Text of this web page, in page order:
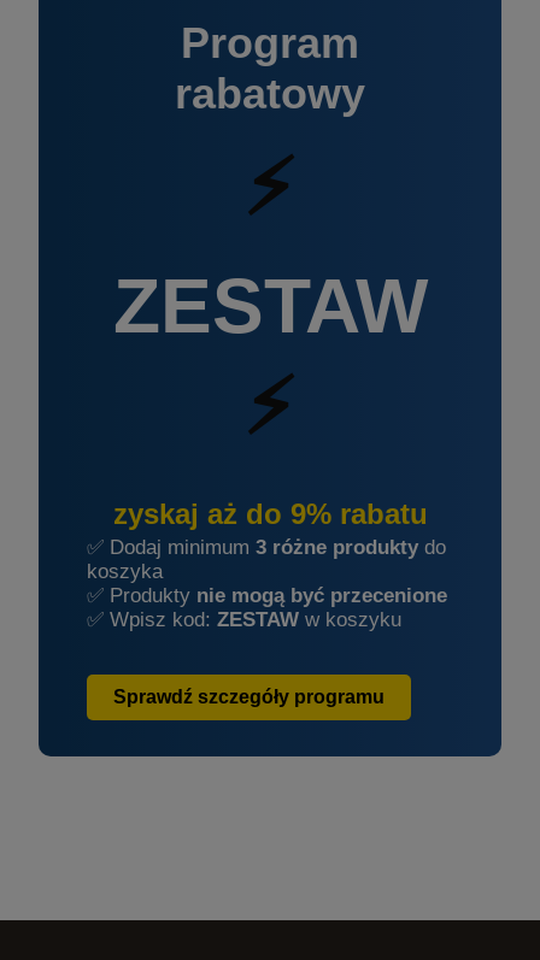
Program
rabatowy
⚡
ZESTAW
⚡
zyskaj aż do 9% rabatu
✅ Dodaj minimum 3 różne produkty do
koszyka
✅ Produkty nie mogą być przecenione
✅ Wpisz kod: ZESTAW w koszyku
Sprawdź szczegóły programu